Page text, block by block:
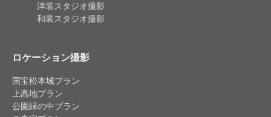
洋装スタジオ撮影
和装スタジオ撮影
ロケーション撮影
国宝松本城プラン
上高地プラン
公園緑の中プラン